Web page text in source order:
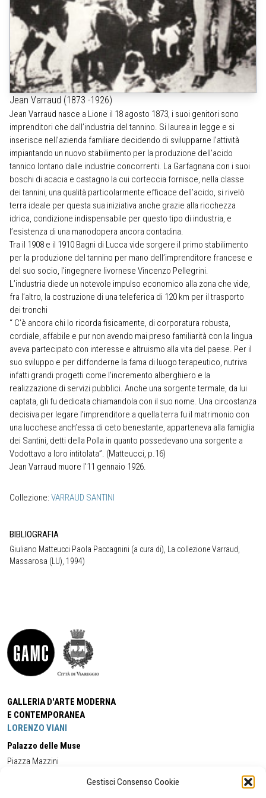
Gestisci Consenso Cookie
Jean Varraud (1873 -1926)
Jean Varraud nasce a Lione il 18 agosto 1873, i suoi genitori sono
imprenditori che dall’industria del tannino. Si laurea in legge e si
inserisce nell’azienda familiare decidendo di svilupparne l’attività
impiantando un nuovo stabilimento per la produzione dell’acido
tannico lontano dalle industrie concorrenti. La Garfagnana con i suoi
boschi di acacia e castagno la cui corteccia fornisce, nella classe
dei tannini, una qualità particolarmente efficace dell’acido, si rivelò
terra ideale per questa sua iniziativa anche grazie alla ricchezza
idrica, condizione indispensabile per questo tipo di industria, e
l’esistenza di una manodopera ancora contadina.
Tra il 1908 e il 1910 Bagni di Lucca vide sorgere il primo stabilimento
per la produzione del tannino per mano dell’imprenditore francese e
del suo socio, l’ingegnere livornese Vincenzo Pellegrini.
L’industria diede un notevole impulso economico alla zona che vide,
fra l’altro, la costruzione di una teleferica di 120 km per il trasporto
dei tronchi
“ C’è ancora chi lo ricorda fisicamente, di corporatura robusta,
cordiale, affabile e pur non avendo mai preso familiarità con la lingua
aveva partecipato con interesse e altruismo alla vita del paese. Per il
suo sviluppo e per diffonderne la fama di luogo terapeutico, nutriva
infatti grandi progetti come l’incremento alberghiero e la
realizzazione di servizi pubblici. Anche una sorgente termale, da lui
captata, gli fu dedicata chiamandola con il suo nome. Una circostanza
decisiva per legare l’imprenditore a quella terra fu il matrimonio con
una lucchese anch’essa di ceto benestante, apparteneva alla famiglia
dei Santini, detti della Polla in quanto possedevano una sorgente a
Vodottavo a loro intitolata”. (Matteucci, p.16)
Jean Varraud muore l’11 gennaio 1926.
Collezione: VARRAUD SANTINI
BIBLIOGRAFIA
Giuliano Matteucci Paola Paccagnini (a cura di), La collezione Varraud,
Massarosa (LU), 1994)
GALLERIA D'ARTE MODERNA
E CONTEMPORANEA
LORENZO VIANI
Palazzo delle Muse
Piazza Mazzini
Cell:+39 338 5714978 (orario apertura Galleria)